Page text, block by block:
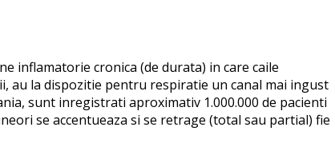
inflamatorie cronica (de durata) in care caile
au la dispozitie pentru respiratie un canal mai ingust
sunt inregistrati aproximativ 1.000.000 de pacienti
se accentueaza si se retrage (total sau partial) fie